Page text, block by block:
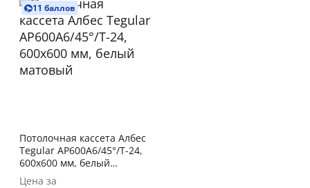
11 баллов
Потолочная кассета Албес
Tegular AP600A6/45°/Т-24,
600х600 мм, белый
матовый
Цена за